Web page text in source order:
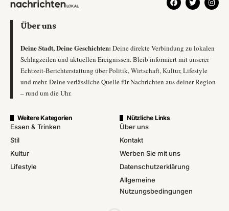
Über uns
Deine Stadt, Deine Geschichten: Deine direkte Verbindung zu lokalen
Schlagzeilen und aktuellen Ereignissen. Bleib informiert mit unserer
Echtzeit-Berichterstattung über Politik, Wirtschaft, Kultur, Lifestyle
und mehr. Deine verlässliche Quelle für Nachrichten aus deiner Region
– rund um die Uhr.
Weitere Kategorien
Essen & Trinken
Stil
Kultur
Lifestyle
Nützliche Links
Über uns
Kontakt
Werben Sie mit uns
Datenschutzerklärung
Allgemeine
Nutzungsbedingungen